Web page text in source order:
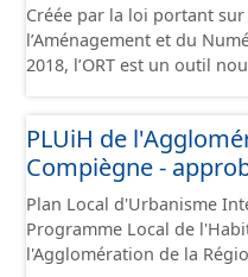
Créée par la loi portant
l’Aménagement et du
2018, l’ORT est un outil
économique et social,
la dévitalisation des centres-villes.
requalification
facilite la rénovation du
commerciaux et
urbain, pour créer un
PLUiH de
Compiègne -
Plan Local d'Urbanisme
Programme Local de
l'Agglomération de la